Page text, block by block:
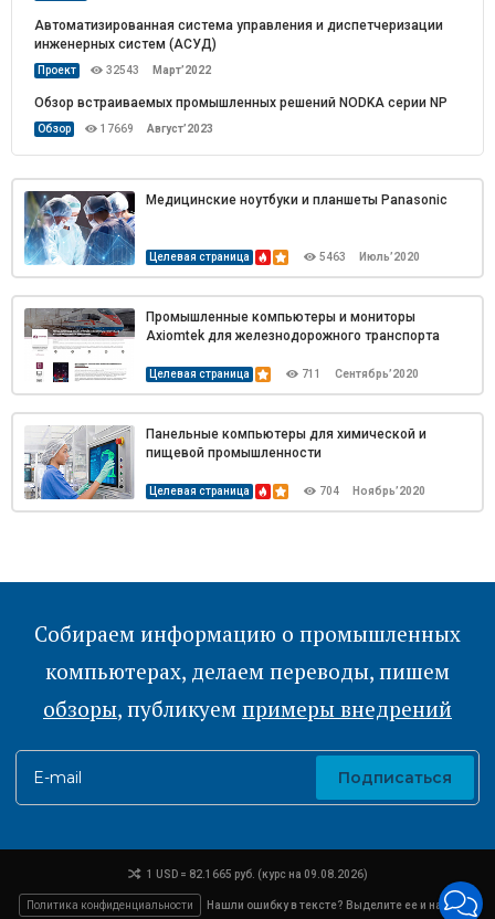
Автоматизированная система управления и диспетчеризации
инженерных систем (АСУД)
Проект 32543 Март’2022
Обзор встраиваемых промышленных решений NODKA серии NP
Обзор 17669 Август’2023
Целевая страница 5463 Июль’2020
Медицинские ноутбуки и планшеты Panasonic
Целевая страница 711 Сентябрь’2020
Промышленные компьютеры и мониторы
Axiomtek для железнодорожного транспорта
Целевая страница 704 Ноябрь’2020
Панельные компьютеры для химической и
пищевой промышленности
Собираем информацию о промышленных
компьютерах, делаем переводы, пишем
обзоры, публикуем примеры внедрений
E-mail Подписаться
1 USD = 82.1665 руб. (курс на 09.08.2026)
Политика конфиденциальности Нашли ошибку в тексте? Выделите ее и нажмите